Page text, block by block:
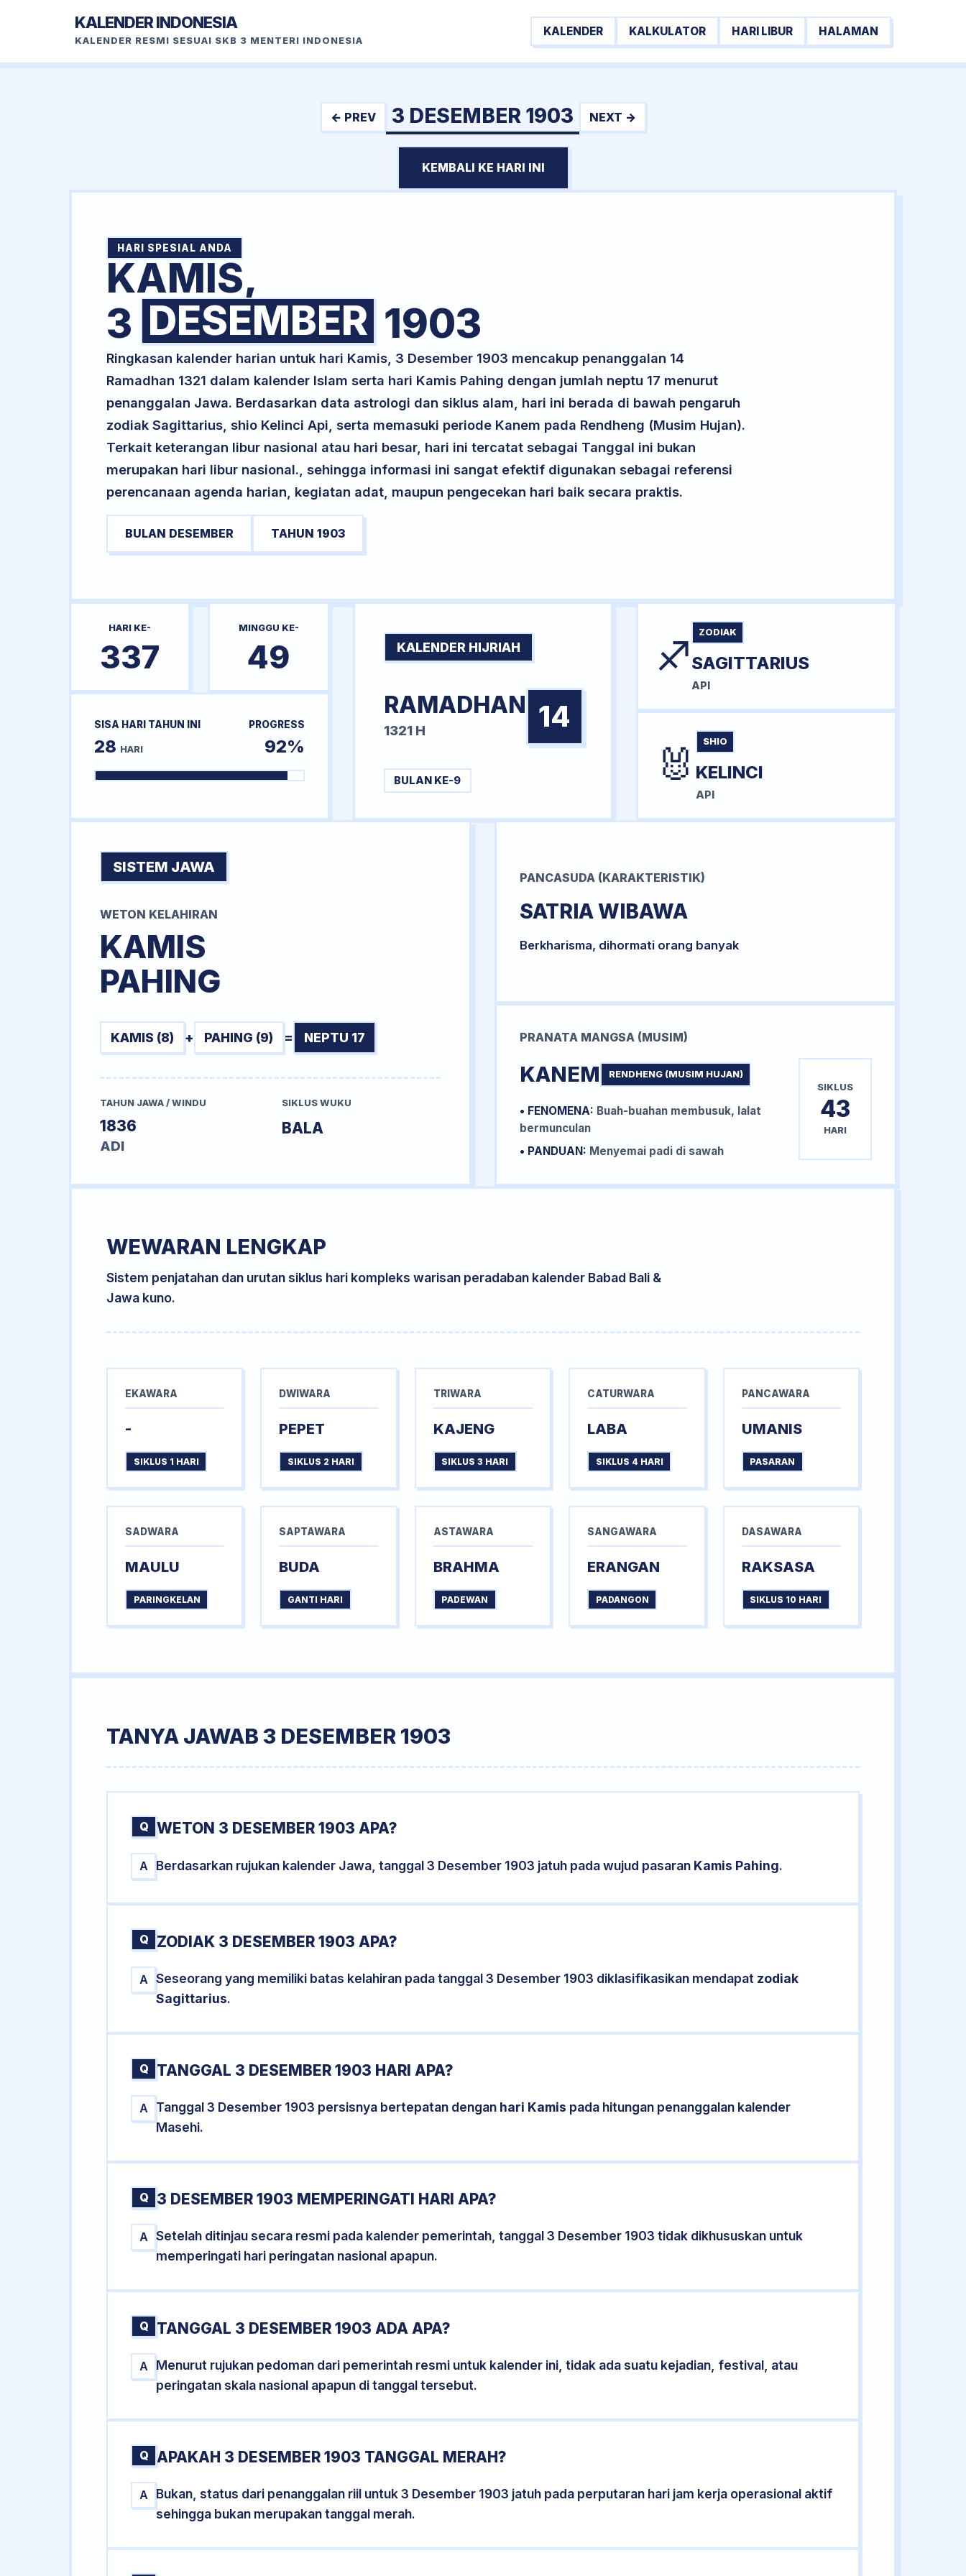
KALENDER INDONESIA
KALENDER RESMI SESUAI SKB 3 MENTERI INDONESIA
KALENDER KALKULATOR HARI LIBUR HALAMAN
← PREV 3 DESEMBER 1903 NEXT →
KEMBALI KE HARI INI
HARI SPESIAL ANDA
KAMIS,
3 DESEMBER 1903
Ringkasan kalender harian untuk hari Kamis, 3 Desember 1903 mencakup penanggalan 14
Ramadhan 1321 dalam kalender Islam serta hari Kamis Pahing dengan jumlah neptu 17 menurut
penanggalan Jawa. Berdasarkan data astrologi dan siklus alam, hari ini berada di bawah pengaruh
zodiak Sagittarius, shio Kelinci Api, serta memasuki periode Kanem pada Rendheng (Musim Hujan).
Terkait keterangan libur nasional atau hari besar, hari ini tercatat sebagai Tanggal ini bukan
merupakan hari libur nasional., sehingga informasi ini sangat efektif digunakan sebagai referensi
perencanaan agenda harian, kegiatan adat, maupun pengecekan hari baik secara praktis.
BULAN DESEMBER TAHUN 1903
HARI KE-
337
MINGGU KE-
49
SISA HARI TAHUN INI
28 HARI
PROGRESS
92%
KALENDER HIJRIAH
RAMADHAN
1321 H 14
BULAN KE-9
♐ ZODIAK
SAGITTARIUS
API
🐰 SHIO
KELINCI
API
SISTEM JAWA
WETON KELAHIRAN
KAMIS
PAHING
KAMIS (8) + PAHING (9) = NEPTU 17
TAHUN JAWA / WINDU
1836
ADI
SIKLUS WUKU
BALA
PANCASUDA (KARAKTERISTIK)
SATRIA WIBAWA
Berkharisma, dihormati orang banyak
PRANATA MANGSA (MUSIM)
KANEM RENDHENG (MUSIM HUJAN)
• FENOMENA: Buah-buahan membusuk, lalat
bermunculan
• PANDUAN: Menyemai padi di sawah
SIKLUS
43
HARI
WEWARAN LENGKAP
Sistem penjatahan dan urutan siklus hari kompleks warisan peradaban kalender Babad Bali &
Jawa kuno.
EKAWARA
-
SIKLUS 1 HARI
DWIWARA
PEPET
SIKLUS 2 HARI
TRIWARA
KAJENG
SIKLUS 3 HARI
CATURWARA
LABA
SIKLUS 4 HARI
PANCAWARA
UMANIS
PASARAN
SADWARA
MAULU
PARINGKELAN
SAPTAWARA
BUDA
GANTI HARI
ASTAWARA
BRAHMA
PADEWAN
SANGAWARA
ERANGAN
PADANGON
DASAWARA
RAKSASA
SIKLUS 10 HARI
TANYA JAWAB 3 DESEMBER 1903
Q WETON 3 DESEMBER 1903 APA?
A Berdasarkan rujukan kalender Jawa, tanggal 3 Desember 1903 jatuh pada wujud pasaran Kamis Pahing.
Q ZODIAK 3 DESEMBER 1903 APA?
A Seseorang yang memiliki batas kelahiran pada tanggal 3 Desember 1903 diklasifikasikan mendapat zodiak
Sagittarius.
Q TANGGAL 3 DESEMBER 1903 HARI APA?
A Tanggal 3 Desember 1903 persisnya bertepatan dengan hari Kamis pada hitungan penanggalan kalender
Masehi.
Q 3 DESEMBER 1903 MEMPERINGATI HARI APA?
A Setelah ditinjau secara resmi pada kalender pemerintah, tanggal 3 Desember 1903 tidak dikhususkan untuk
memperingati hari peringatan nasional apapun.
Q TANGGAL 3 DESEMBER 1903 ADA APA?
A
Menurut rujukan pedoman dari pemerintah resmi untuk kalender ini, tidak ada suatu kejadian, festival, atau
peringatan skala nasional apapun di tanggal tersebut.
Q APAKAH 3 DESEMBER 1903 TANGGAL MERAH?
A
Bukan, status dari penanggalan riil untuk 3 Desember 1903 jatuh pada perputaran hari jam kerja operasional aktif
sehingga bukan merupakan tanggal merah.